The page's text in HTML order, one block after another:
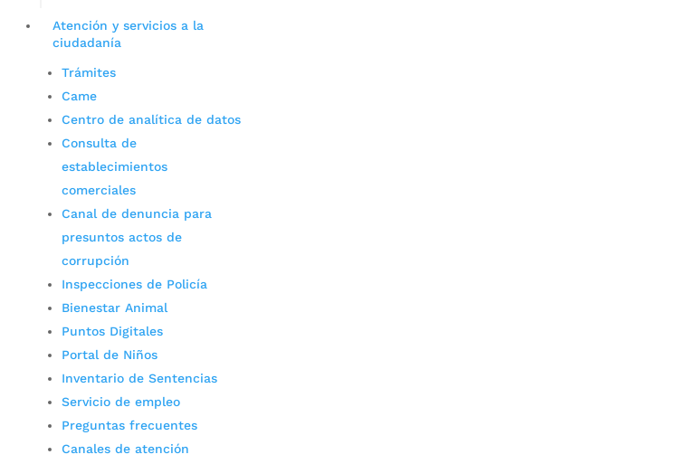
Atención y servicios a la
ciudadanía
Trámites
Came
Centro de analítica de datos
Consulta de
establecimientos
comerciales
Canal de denuncia para
presuntos actos de
corrupción
Inspecciones de Policía
Bienestar Animal
Puntos Digitales
Portal de Niños
Inventario de Sentencias
Servicio de empleo
Preguntas frecuentes
Canales de atención